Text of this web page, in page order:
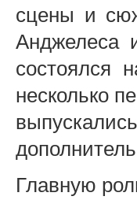
сцены и
Анджелеса
состоялся
несколько
Главную